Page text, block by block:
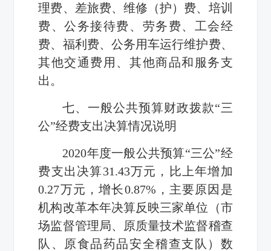
理费、差旅费、维修（护）费、培训
费、公务接待费、劳务费、工会经
费、福利费、公务用车运行维护费、
其他交通费用、其他商品和服务支
出。
七、一般公共预算财政拨款“三
公”经费支出决算情况说明
2020年度一般公共预算“三公”经
费支出决算31.43万元，比上年增加
0.27万元，增长0.87%，主要原因是
机构改革本年决算反映三家单位（市
场监督管理局、原质量技术监督稽查
队、原食品药品安全稽查支队）数